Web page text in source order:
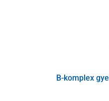
Az
Száraz
Összetevők
B-komplex